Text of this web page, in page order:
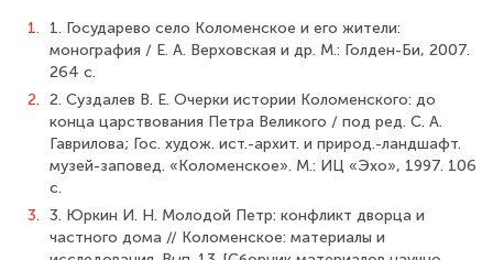
1.
1. Государево село Коломенское и его жители:
монография / Е. А. Верховская и др. М.: Голден-Би, 2007.
264 с.
2. 2. Суздалев В. Е. Очерки истории Коломенского: до
конца царствования Петра Великого / под ред. С. А.
Гаврилова; Гос. худож. ист.-архит. и природ.-ландшафт.
музей-заповед. «Коломенское». М.: ИЦ «Эхо», 1997. 106
с.
3. 3. Юркин И. Н. Молодой Петр: конфликт дворца и
частного дома // Коломенское: материалы и